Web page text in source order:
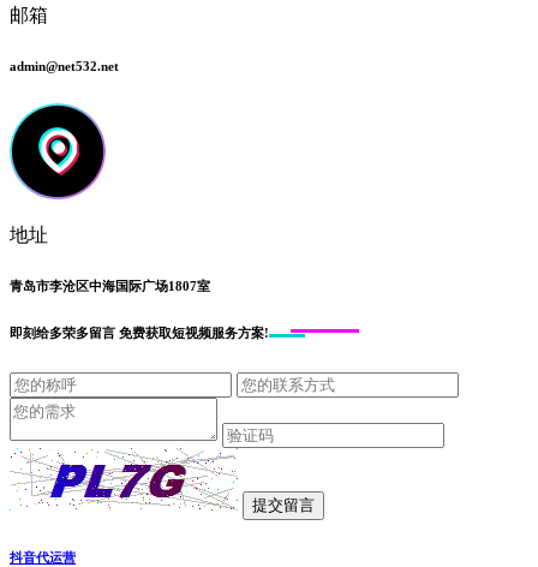
邮箱
admin@net532.net
地址
青岛市李沧区中海国际广场1807室
即刻给多荣多留言 免费获取短视频服务方案!
抖音代运营